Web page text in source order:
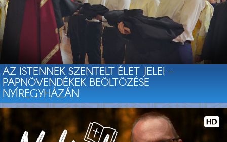
AZ ISTENNEK SZENTELT ÉLET JELEI –
PAPNÖVENDÉKEK BEÖLTÖZÉSE
NYÍREGYHÁZÁN